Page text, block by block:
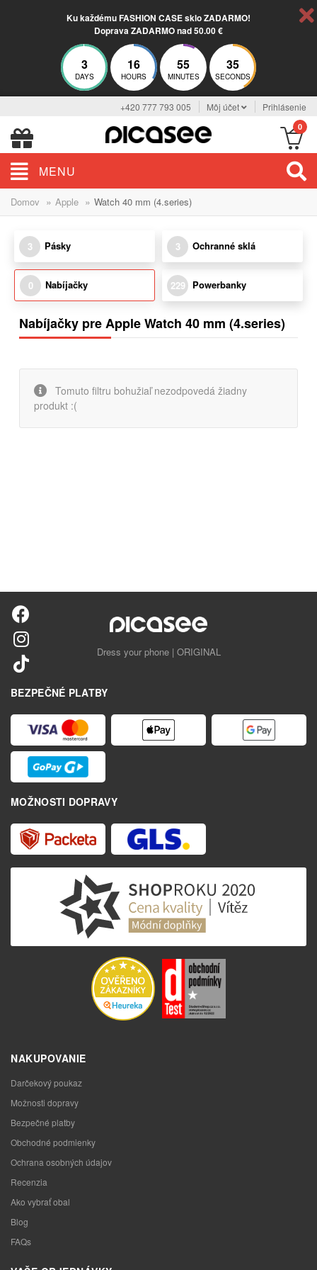
Ku každému FASHION CASE sklo ZADARMO!
Doprava ZADARMO nad 50.00 €
3
DAYS
16
HOURS
55
MINUTES
35
SECONDS
+420 777 793 005 Môj účet Prihlásenie
0
MENU
Domov » Apple » Watch 40 mm (4.series)
3 Pásky 3 Ochranné sklá
0 Nabíjačky 229 Powerbanky
Nabíjačky pre Apple Watch 40 mm (4.series)
Tomuto filtru bohužiaľ nezodpovedá žiadny
produkt :(
Dress your phone | ORIGINAL
BEZPEČNÉ PLATBY
MOŽNOSTI DOPRAVY
NAKUPOVANIE
Darčekový poukaz
Možnosti dopravy
Bezpečné platby
Obchodné podmienky
Ochrana osobných údajov
Recenzia
Ako vybrať obal
Blog
FAQs